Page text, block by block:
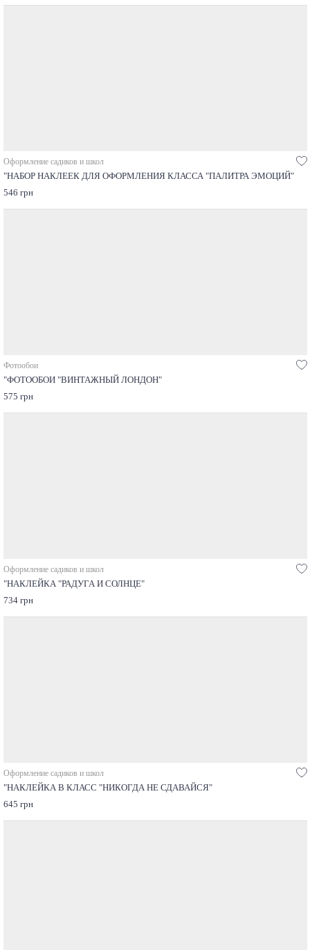
Оформление садиков и школ
"НАБОР НАКЛЕЕК ДЛЯ ОФОРМЛЕНИЯ КЛАССА "ПАЛИТРА ЭМОЦИЙ"
546 грн
Фотообои
"ФОТООБОИ "ВИНТАЖНЫЙ ЛОНДОН"
575 грн
Оформление садиков и школ
"НАКЛЕЙКА "РАДУГА И СОЛНЦЕ"
734 грн
Оформление садиков и школ
"НАКЛЕЙКА В КЛАСС "НИКОГДА НЕ СДАВАЙСЯ"
645 грн